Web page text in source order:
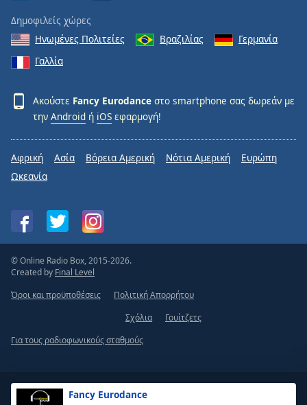
Fancy Eurodance
Δημοφιλείς χώρες
Ηνωμένες Πολιτείες
Βραζιλίας
Γερμανία
Γαλλία
Ακούστε Fancy Eurodance στο smartphone σας δωρεάν με
την Android ή iOS εφαρμογή!
Αφρική Ασία Βόρεια Αμερική Νότια Αμερική
Ευρώπη
Ωκεανία
© Online Radio Box, 2015-2026.
Created by Final Level
Όροι και προϋποθέσεις
Πολιτική Απορρήτου
Σχόλια
Γουίτζετς
Για τους ραδιοφωνικούς σταθμούς